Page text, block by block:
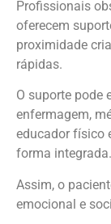
Profissionais
oferecem
proximidade
rápidas.
O suporte pode
enfermagem,
educador físico
forma integrada.
Assim, o
emocional e